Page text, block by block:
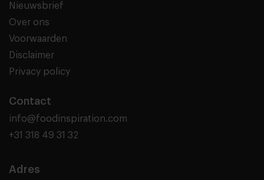
Nieuwsbrief
Over ons
Voorwaarden
Disclaimer
Privacy policy
Contact
info@foodinspiration.com
+31 318 49 31 32
Adres